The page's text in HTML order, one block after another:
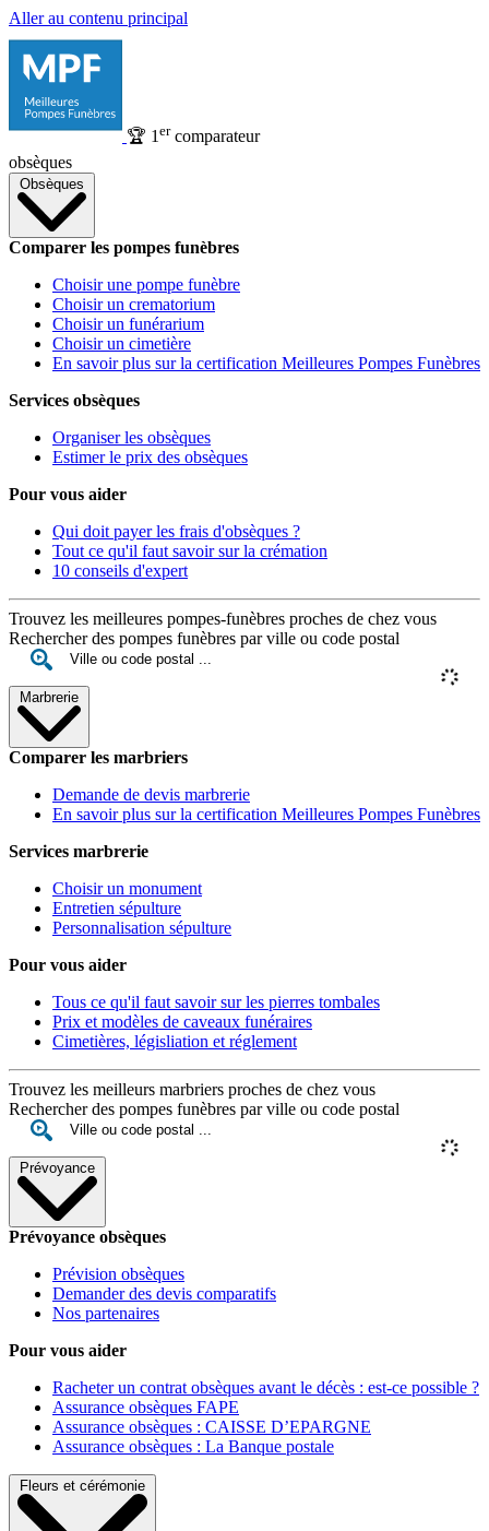
Aller au contenu principal
🏆 1 ercomparateur
obsèques
Obsèques
Comparer les pompes funèbres
Choisir une pompe funèbre
Choisir un crematorium
Choisir un funérarium
Choisir un cimetière
En savoir plus sur la certification Meilleures Pompes Funèbres
Services obsèques
Organiser les obsèques
Estimer le prix des obsèques
Pour vous aider
Qui doit payer les frais d'obsèques ?
Tout ce qu'il faut savoir sur la crémation
10 conseils d'expert
Trouvez les meilleures pompes-funèbres proches de chez vous
Rechercher des pompes funèbres par ville ou code postal
Marbrerie
Comparer les marbriers
Demande de devis marbrerie
En savoir plus sur la certification Meilleures Pompes Funèbres
Services marbrerie
Choisir un monument
Entretien sépulture
Personnalisation sépulture
Pour vous aider
Tous ce qu'il faut savoir sur les pierres tombales
Prix et modèles de caveaux funéraires
Cimetières, législiation et réglement
Trouvez les meilleurs marbriers proches de chez vous
Rechercher des pompes funèbres par ville ou code postal
Prévoyance
Prévoyance obsèques
Prévision obsèques
Demander des devis comparatifs
Nos partenaires
Pour vous aider
Racheter un contrat obsèques avant le décès : est-ce possible ?
Assurance obsèques FAPE
Assurance obsèques : CAISSE D’EPARGNE
Assurance obsèques : La Banque postale
Fleurs et cérémonie